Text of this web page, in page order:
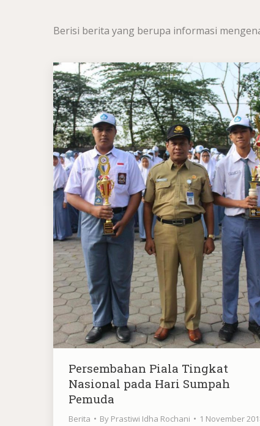
Berisi berita yang berupa informasi
Persembahan Piala Tingkat
Nasional pada Hari Sumpah
Pemuda
Berita By Prastiwi Idha Rochani 1 November